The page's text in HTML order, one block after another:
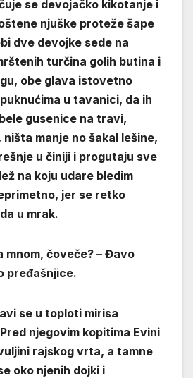
se devojačko kikotanje i
njuške proteže šape
dve devojke sede na
turčina golih butina i
obe glava istovetno
u tavanici, da ih
gusenice na travi,
manje no šakal lešine,
u činiji i progutaju sve
na koju udare bledim
jer se retko
u mrak.
mnom, čoveče? – Đavo
pređašnjice.
se u toploti mirisa
njegovim kopitima Evini
rajskog vrta, a tamne
oko njenih dojki i